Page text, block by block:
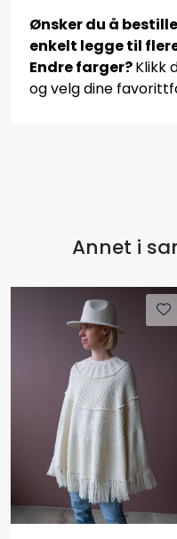
Ønsker du å
enkelt legge til
Endre farger?Klikk
og velg dine
Annet i